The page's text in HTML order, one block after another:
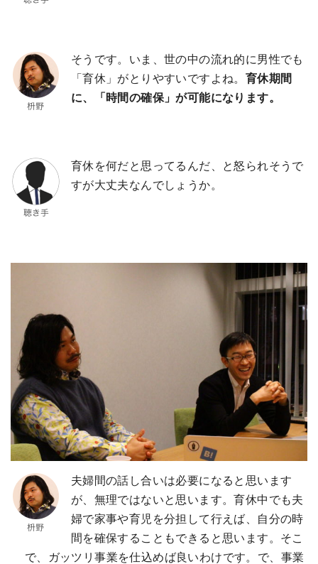
そうです。いま、世の中の流れ的に男性でも
「育休」がとりやすいですよね。 育休期間
に、「時間の確保」が可能になります。
育休を何だと思ってるんだ、と怒られそうで
すが大丈夫なんでしょうか。
夫婦間の話し合いは必要になると思います
が、無理ではないと思います。育休中でも夫
婦で家事や育児を分担して行えば、自分の時
間を確保することもできると思います。そこ
で、ガッツリ事業を仕込めば良いわけです。で、事業